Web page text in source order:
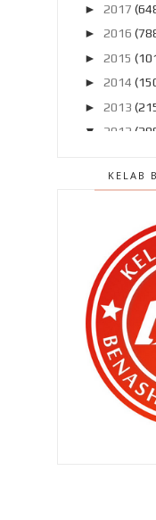
► 2017
► 2016
► 2015
► 2014
► 2013
▼
2012
►
►Ogos
▼
Julai
KELAB